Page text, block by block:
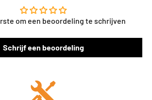
om een beoordeling te schrijven
Schrijf een beoordeling